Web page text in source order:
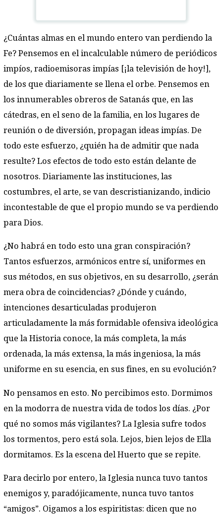
¿Cuántas almas en el mundo entero van perdiendo la
Fe? Pensemos en el incalculable número de periódicos
impíos, radioemisoras impías [¡la televisión de hoy!],
de los que diariamente se llena el orbe. Pensemos en
los innumerables obreros de Satanás que, en las
cátedras, en el seno de la familia, en los lugares de
reunión o de diversión, propagan ideas impías. De
todo este esfuerzo, ¿quién ha de admitir que nada
resulte? Los efectos de todo esto están delante de
nosotros. Diariamente las instituciones, las
costumbres, el arte, se van descristianizando, indicio
incontestable de que el propio mundo se va perdiendo
para Dios.
¿No habrá en todo esto una gran conspiración?
Tantos esfuerzos, armónicos entre sí, uniformes en
sus métodos, en sus objetivos, en su desarrollo, ¿serán
mera obra de coincidencias? ¿Dónde y cuándo,
intenciones desarticuladas produjeron
articuladamente la más formidable ofensiva ideológica
que la Historia conoce, la más completa, la más
ordenada, la más extensa, la más ingeniosa, la más
uniforme en su esencia, en sus fines, en su evolución?
No pensamos en esto. No percibimos esto. Dormimos
en la modorra de nuestra vida de todos los días. ¿Por
qué no somos más vigilantes? La Iglesia sufre todos
los tormentos, pero está sola. Lejos, bien lejos de Ella
dormitamos. Es la escena del Huerto que se repite.
Para decirlo por entero, la Iglesia nunca tuvo tantos
enemigos y, paradójicamente, nunca tuvo tantos
“amigos”. Oigamos a los espiritistas: dicen que no